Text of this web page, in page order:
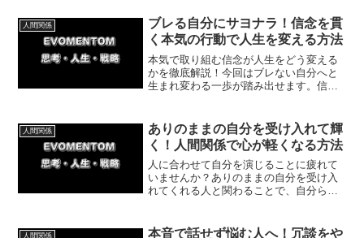
ていきます。今日からできる一歩を試し
てみてください。
人間関係
ブレる自分にサヨナラ！信念を貫
く本気の行動で人生を変える方法
本気で取り組む信念が人生をどう変える
かを徹底解説！今回はブレない自分へと
生まれ変わる一歩が踏み出せます。信念
きます。
人間関係
ありのままの自分を受け入れて輝
く！人間関係で心が軽くなる方法
人に合わせて自分を演じることに疲れて
いませんか？ありのままの自分を受け入
れてくれる人と関わることで、自分らし
が軽くなる具体的な方法と体験談をご紹
人間関係
本音で話せず悩む人へ！冗談をや